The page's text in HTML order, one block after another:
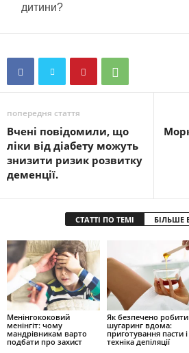
дитини?
попередня стаття
Вчені повідомили, що
ліки від діабету можуть
знизити ризик розвитку
деменції.
СТАТТІ ПО ТЕМІ БІЛЬШЕ
Менінгококовий
менінгіт: чому
мандрівникам варто
подбати про захист
Як безпечено робити
шугаринг вдома:
приготування пасти і
техніка депіляції